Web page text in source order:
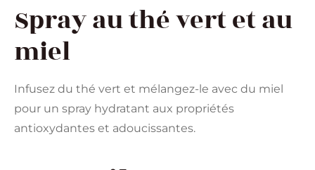
Spray au thé vert et au
miel
Infusez du thé vert et mélangez-le avec du miel
pour un spray hydratant aux propriétés
antioxydantes et adoucissantes.